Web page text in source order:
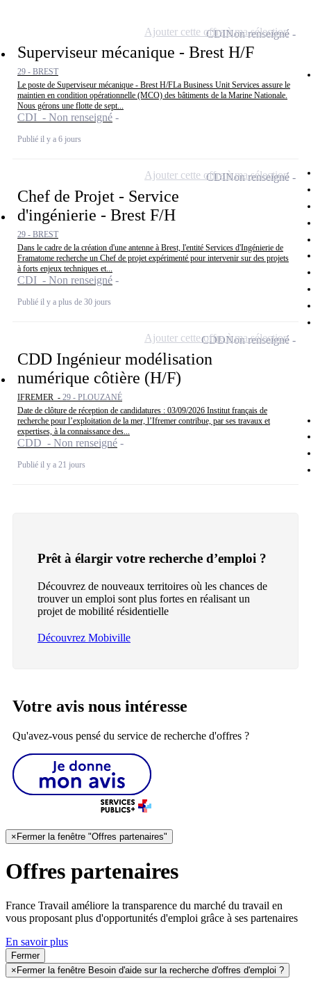
Superviseur mécanique - Brest H/F
29 - BREST
Le poste de Superviseur mécanique - Brest H/FLa Business Unit Services assure le
maintien en condition opérationnelle (MCO) des bâtiments de la Marine Nationale.
Nous gérons une flotte de sept...
CDI - Non renseigné
Publié il y a 6 jours
CDINon renseigné
Ajouter cette offre à ma sélection
Chef de Projet - Service
d'ingénierie - Brest F/H
29 - BREST
Dans le cadre de la création d'une antenne à Brest, l'entité Services d'Ingénierie de
Framatome recherche un Chef de projet expérimenté pour intervenir sur des projets
à forts enjeux techniques et...
CDI - Non renseigné
Publié il y a plus de 30 jours
CDINon renseigné
Ajouter cette offre à ma sélection
CDD Ingénieur modélisation
numérique côtière (H/F)
IFREMER - 29 - PLOUZANÉ
Date de clôture de réception de candidatures : 03/09/2026 Institut français de
recherche pour l’exploitation de la mer, l’Ifremer contribue, par ses travaux et
expertises, à la connaissance des...
CDD - Non renseigné
Publié il y a 21 jours
CDDNon renseigné
Ajouter cette offre à ma sélection
Prêt à élargir votre recherche d’emploi ?
Découvrez de nouveaux territoires où les chances de
trouver un emploi sont plus fortes en réalisant un
projet de mobilité résidentielle
Découvrez Mobiville
Votre avis nous intéresse
Qu'avez-vous pensé du service de recherche d'offres ?
× Fermer la fenêtre "Offres partenaires"
Offres partenaires
France Travail améliore la transparence du marché du travail en
vous proposant plus d'opportunités d'emploi grâce à ses partenaires
En savoir plus
Fermer
×Fermer la fenêtre Besoin d'aide sur la recherche d'offres d'emploi ?